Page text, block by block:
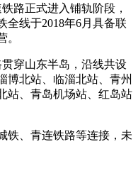
路正式进入铺轨阶段，
全线于2018年6月具备联
。
穿山东半岛，沿线共设
博北站、临淄北站、青州
站、青岛机场站、红岛站
铁、青连铁路等连接，未